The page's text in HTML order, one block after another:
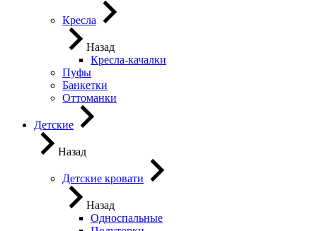
Кресла
Назад
Кресла-качалки
Пуфы
Банкетки
Оттоманки
Детские
Назад
Детские кровати
Назад
Односпальные